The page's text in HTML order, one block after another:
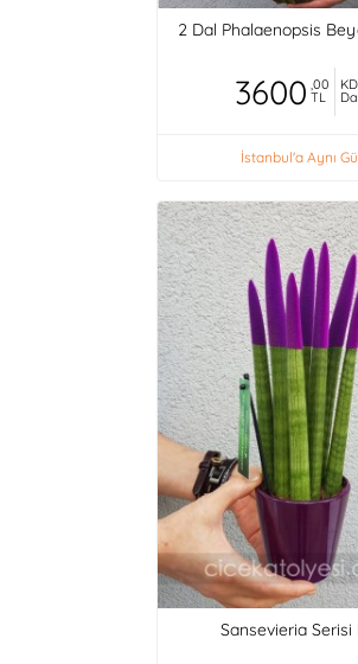
2 Dal Phalaenopsis
3600 ,00
TL
İstanbul'a Aynı
Sansevieria Serisi